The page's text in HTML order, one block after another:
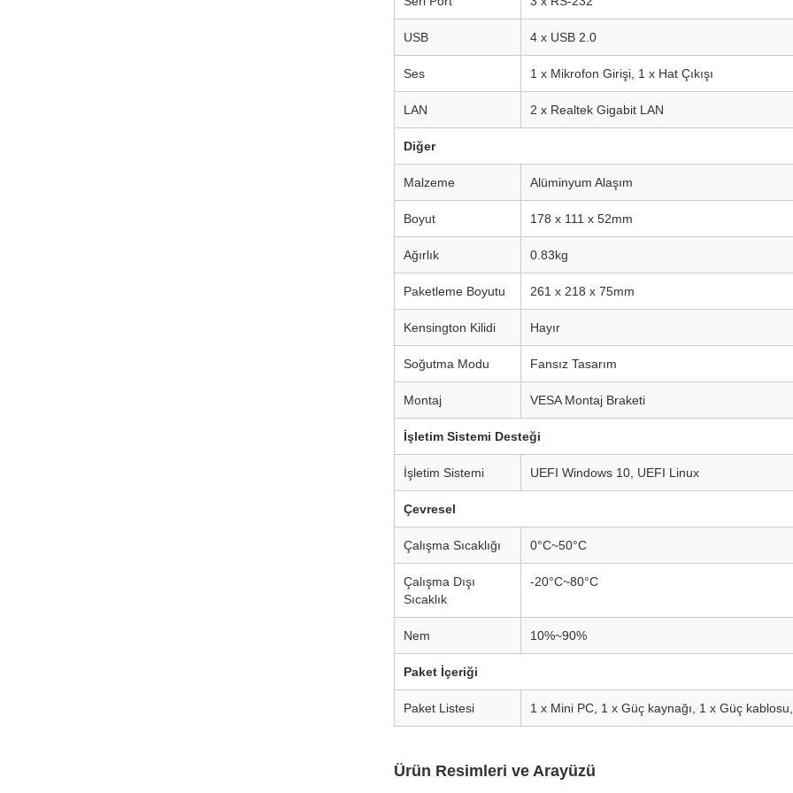
USB 4 x USB 2.0
Ses 1 x Mikrofon Girişi, 1 x Hat Çıkışı
LAN 2 x Realtek Gigabit LAN
Diğer
Malzeme Alüminyum Alaşım
Boyut 178 x 111 x 52mm
Ağırlık 0.83kg
Paketleme Boyutu 261 x 218 x 75mm
Kensington Kilidi Hayır
Soğutma Modu Fansız Tasarım
Montaj VESA Montaj Braketi
İşletim Sistemi Desteği
İşletim Sistemi UEFI Windows 10, UEFI Linux
Çevresel
Çalışma Sıcaklığı 0°C~50°C
Çalışma Dışı
Sıcaklık
-20°C~80°C
Nem 10%~90%
Paket İçeriği
Paket Listesi 1 x Mini PC, 1 x Güç kaynağı, 1 x Güç
Ürün Resimleri ve Arayüzü